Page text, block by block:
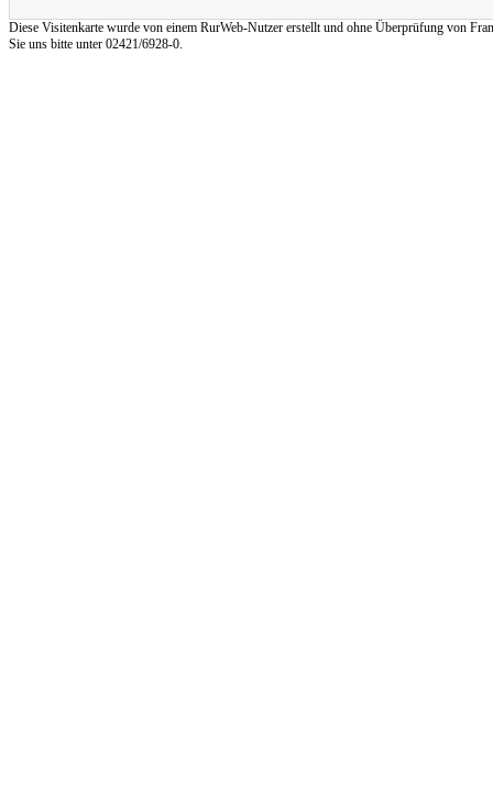
Diese Visitenkarte wurde von einem RurWeb-Nutzer erstellt und ohne Überprüfung von
Sie uns bitte unter 02421/6928-0.